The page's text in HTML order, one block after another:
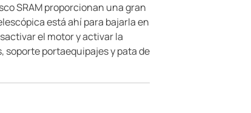
SRAM proporcionan una gran
está ahí para bajarla en
el motor y activar la
soporte portaequipajes y pata de